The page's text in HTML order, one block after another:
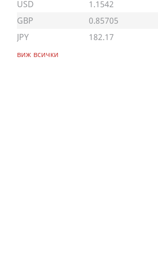
USD
1.1542
GBP
0.85705
JPY
182.17
виж всички